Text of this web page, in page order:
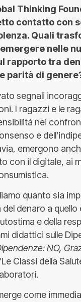
Thinking
contatto con
Quali
nelle
rapporto tra
parità di
segnali
I ragazzi e le
nei
e
emergono
con il digitale, ai
quanto sia
del denaro a
e della
didattici sulle
NO,
Classi della
come